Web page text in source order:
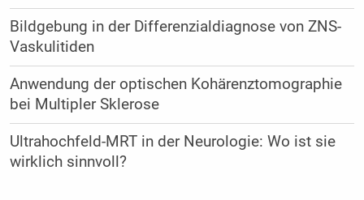
Bildgebung in der Differenzialdiagnose von ZNS-
Vaskulitiden
Anwendung der optischen Kohärenztomographie
bei Multipler Sklerose
Ultrahochfeld-MRT in der Neurologie: Wo ist sie
wirklich sinnvoll?